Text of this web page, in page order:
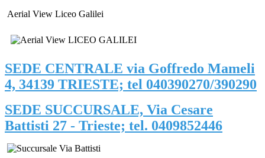
Aerial View Liceo Galilei
SEDE CENTRALE via Goffredo Mameli
4, 34139 TRIESTE; tel 040390270/390290
SEDE SUCCURSALE, Via Cesare
Battisti 27 - Trieste; tel. 0409852446